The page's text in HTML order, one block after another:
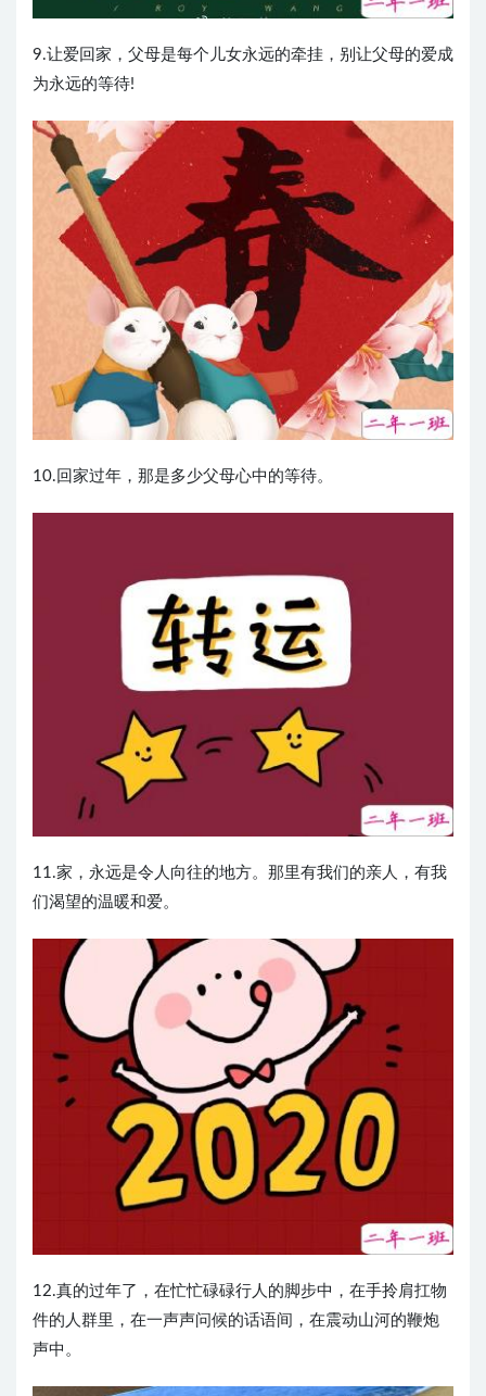
9.让爱回家，父母是每个儿女永远的牵挂，别让父母的爱成
为永远的等待!
10.回家过年，那是多少父母心中的等待。
11.家，永远是令人向往的地方。那里有我们的亲人，有我
们渴望的温暖和爱。
12.真的过年了，在忙忙碌碌行人的脚步中，在手拎肩扛物
件的人群里，在一声声问候的话语间，在震动山河的鞭炮
声中。